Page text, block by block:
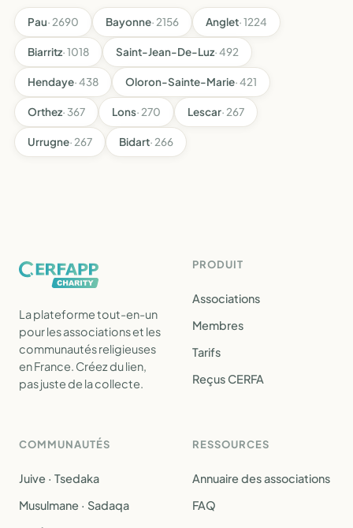
Pau· 2690 Bayonne· 2156 Anglet· 1224
Biarritz· 1018 Saint-Jean-De-Luz· 492
Hendaye· 438 Oloron-Sainte-Marie· 421
Orthez· 367 Lons· 270 Lescar· 267
Urrugne· 267 Bidart· 266
La plateforme tout-en-un
pour les associations et les
communautés religieuses
en France. Créez du lien,
pas juste de la collecte.
PRODUIT
Associations
Membres
Tarifs
Reçus CERFA
COMMUNAUTÉS
Juive · Tsedaka
Musulmane · Sadaqa
RESSOURCES
Annuaire des associations
FAQ